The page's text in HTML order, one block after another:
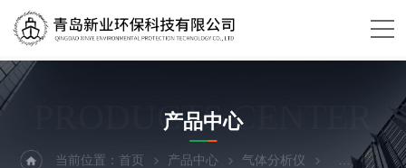
PRODUCTS CENTER
产品中心
当前位置：首页 产品中心 气体分析仪 甲醛分析仪